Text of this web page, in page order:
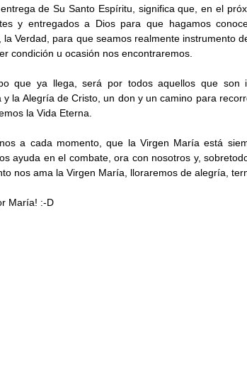
de Su Santo Espíritu, significa que, en el
y entregados a Dios para que hagamos
la Verdad, para que seamos realmente instrumento
condición u ocasión nos encontraremos.
que ya llega, será por todos aquellos que son
y la Alegría de Cristo, un don y un camino para
la Vida Eterna.
a cada momento, que la Virgen María está
ayuda en el combate, ora con nosotros y,
nos ama la Virgen María, lloraremos de alegría,
María! :-D